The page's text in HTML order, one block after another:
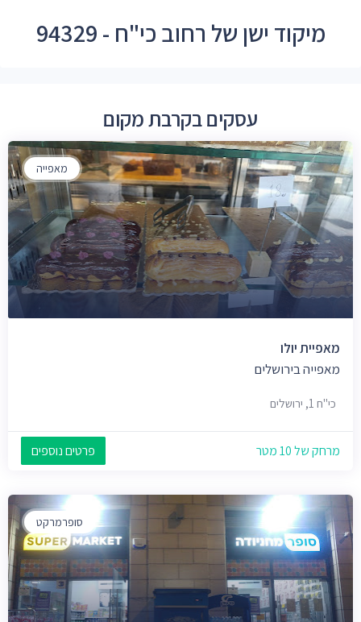
מיקוד ישן של רחוב כי"ח - 94329
עסקים בקרבת מקום
מאפייה
מאפיית יולו
מאפייה בירושלים
כי"ח 1, ירושלים
מרחק של 10 מטר פרטים נוספים
סופרמרקט